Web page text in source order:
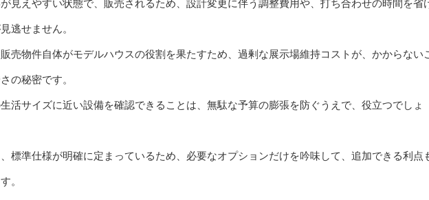
見えやすい状態で、販売されるため、設計変更に伴う調整費用や、打ち合わせの時間を省
逃せません。
販売物件自体がモデルハウスの役割を果たすため、過剰な展示場維持コストが、かからない
の秘密です。
活サイズに近い設備を確認できることは、無駄な予算の膨張を防ぐうえで、役立つでしょ
標準仕様が明確に定まっているため、必要なオプションだけを吟味して、追加できる利点
。